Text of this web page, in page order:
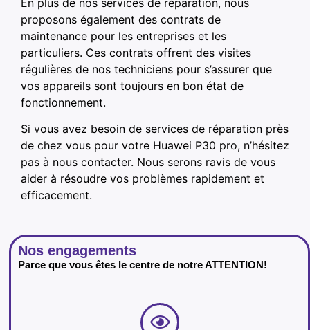
proposons également des contrats de
maintenance pour les entreprises et les
particuliers. Ces contrats offrent des visites
régulières de nos techniciens pour s’assurer que
vos appareils sont toujours en bon état de
fonctionnement.
Si vous avez besoin de services de réparation près
de chez vous pour votre Huawei P30 pro, n’hésitez
pas à nous contacter. Nous serons ravis de vous
aider à résoudre vos problèmes rapidement et
efficacement.
Nos engagements
Parce que vous êtes le centre de notre ATTENTION!